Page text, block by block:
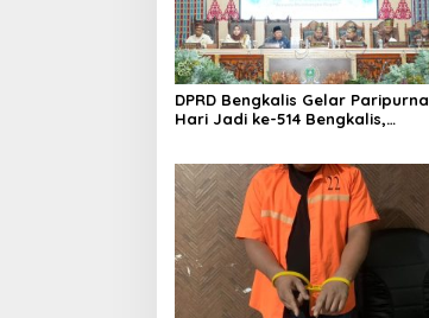
DPRD Bengkalis Gelar Paripurna
Hari Jadi ke-514 Bengkalis,